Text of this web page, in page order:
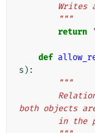
        """
return
def
s ):
"""
both objects